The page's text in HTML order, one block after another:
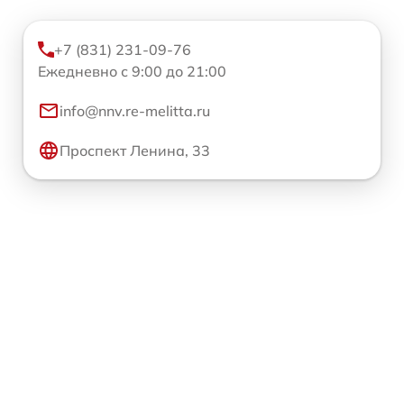
+7 (831) 231-09-76
Ежедневно с 9:00 до 21:00
info@nnv.re-melitta.ru
Проспект Ленина, 33